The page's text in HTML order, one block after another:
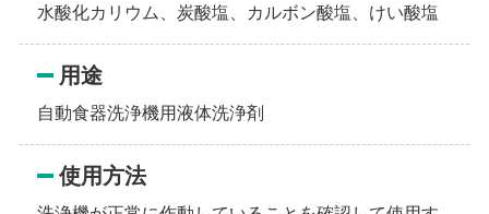
水酸化カリウム、炭酸塩、カルボン酸塩、けい酸塩
用途
自動食器洗浄機用液体洗浄剤
使用方法